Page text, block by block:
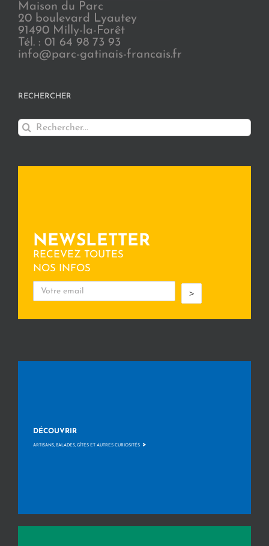
Maison du Parc
20 boulevard Lyautey
91490 Milly-la-Forêt
Tél. : 01 64 98 73 93
info@parc-gatinais-francais.fr
RECHERCHER
Rechercher:
NEWSLETTER
RECEVEZ TOUTES
NOS INFOS
>
DÉCOUVRIR
ARTISANS, BALADES, GÎTES ET AUTRES CURIOSITÉS >